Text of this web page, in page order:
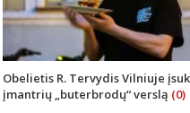
Obelietis R. Tervydis Vilniuje
įmantrių „buterbrodų“ verslą (0)